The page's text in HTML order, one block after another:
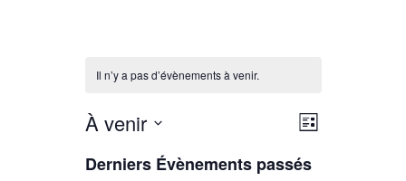
Il n’y a pas d’évènements à venir.
PAR
DE
ÉVÈNEMENT
Liste
À venir
une
Derniers Évènements passés